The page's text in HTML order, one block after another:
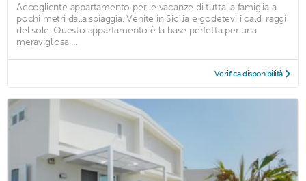
Accogliente appartamento per le vacanze di tutta la famiglia a
pochi metri dalla spiaggia. Venite in Sicilia e godetevi i caldi raggi
del sole. Questo appartamento è la base perfetta per una
meravigliosa ...
Verifica disponibilità